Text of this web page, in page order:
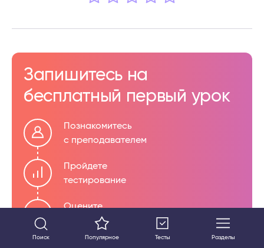
Запишитесь на
бесплатный первый урок
Познакомитесь
с преподавателем
Пройдете
тестирование
Оцените
формат обучения
Поиск Популярное Тесты Разделы